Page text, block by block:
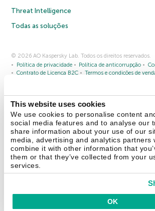
This website uses cookies
We use cookies to personalise content
social media features and to analyse our
share information about your use of our
media, advertising and analytics partners
combine it with other information that
them or that they’ve collected from your
services.
OK
Threat Intelligence
Todas as soluções
© 2026 AO Kaspersky Lab. Todos os direitos reservados.
Política de privacidade
Política de anticorrupção
Contrato de Licença B2C
Termos e condições de
Fale conosco Sobre a Kaspersky Parceiros Blog
Comunicado à imprensa
Securelist Eugene Personal Blog